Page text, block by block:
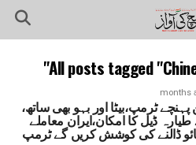
All posts tagged
ٹرمپ،بیٹا اور بہو بھی ساتھ،
طیارہ ڈیل کا امکان،ایران معاملے
ڈالنے کی کوشش کریں گے ٹرمپ